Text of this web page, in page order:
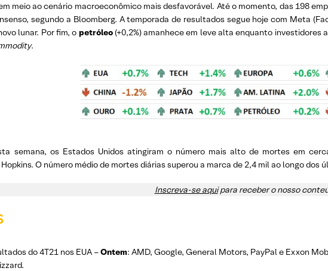
meio ao cenário macroeconômico mais desfavorável. Até o momento, das 198
segundo a Bloomberg. A temporada de resultados segue hoje com Meta
lunar. Por fim, o petróleo(+0,2%) amanhece em leve alta enquanto investidores
.
semana, os Estados Unidos atingiram o número mais alto de mortes em
Hopkins. O número médio de mortes diárias superou a marca de 2,4 mil ao longo dos
Inscreva-se aquipara receber o nosso
do 4T21 nos EUA –Ontem: AMD, Google, General Motors, PayPal e Exxon